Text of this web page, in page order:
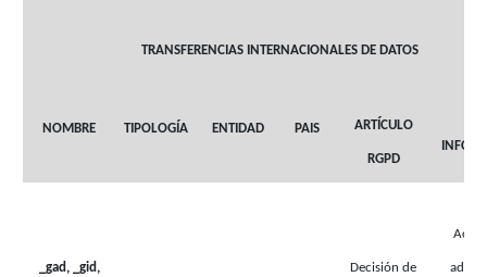
TRANSFERENCIAS INTERNACIONALES DE DATOS
NOMBRE TIPOLOGÍA ENTIDAD PAIS ARTÍCULO
RGPD
_gad, _gid, Decisión de